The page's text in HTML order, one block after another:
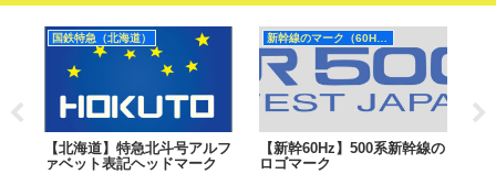
国鉄特急（北海道）
【北海道】特急北斗号アルフ
ァベット表記ヘッドマーク
新幹線のマーク（60Hz）
【新幹60Hz】500系新幹線の
ロゴマーク